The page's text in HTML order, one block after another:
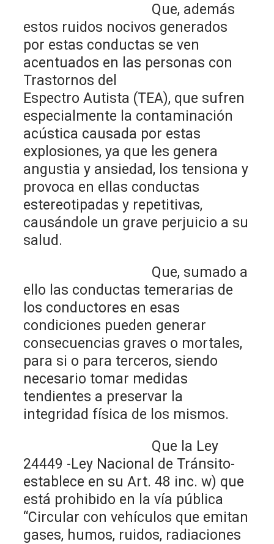
Que, además
estos ruidos nocivos generados
por estas conductas se ven
acentuados en las personas con
Trastornos del
Espectro Autista (TEA), que sufren
especialmente la contaminación
acústica causada por estas
explosiones, ya que les genera
angustia y ansiedad, los tensiona y
provoca en ellas conductas
estereotipadas y repetitivas,
causándole un grave perjuicio a su
salud.
Que, sumado a
ello las conductas temerarias de
los conductores en esas
condiciones pueden generar
consecuencias graves o mortales,
para si o para terceros, siendo
necesario tomar medidas
tendientes a preservar la
integridad física de los mismos.
Que la Ley
24449 -Ley Nacional de Tránsito-
establece en su Art. 48 inc. w) que
está prohibido en la vía pública
“Circular con vehículos que emitan
gases, humos, ruidos, radiaciones